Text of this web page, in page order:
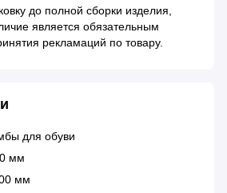
до полной сборки изделия,
является обязательным
рекламаций по товару.
для обуви
мм
мм